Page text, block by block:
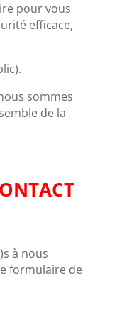
pour vous
efficace,
sommes
de la
à nous
formulaire de